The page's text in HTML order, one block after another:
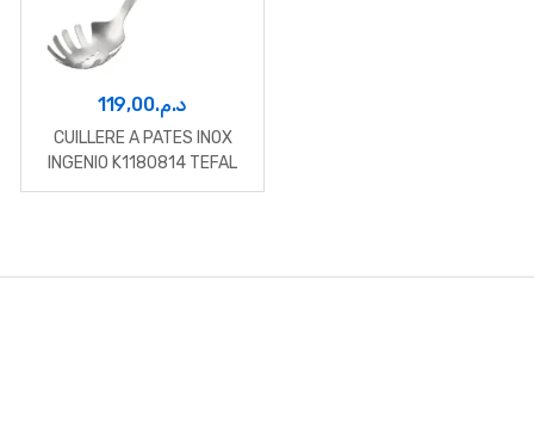
د.م.119,00
CUILLERE A PATES INOX
INGENIO K1180814 TEFAL